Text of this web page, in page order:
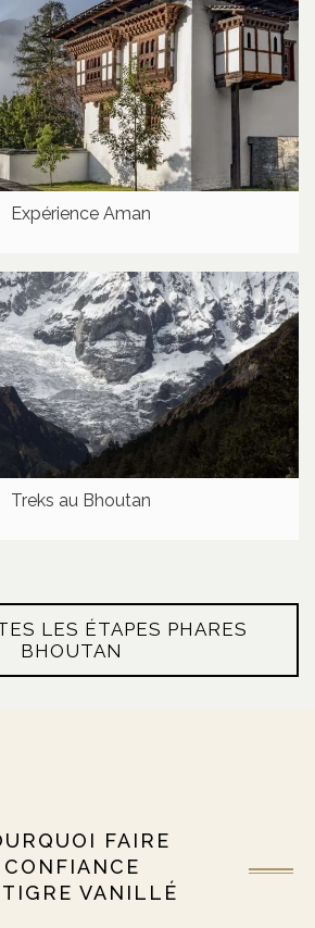
Expérience Aman
Treks au Bhoutan
LES ÉTAPES PHARES
BHOUTAN
FAIRE
CONFIANCE
VANILLÉ